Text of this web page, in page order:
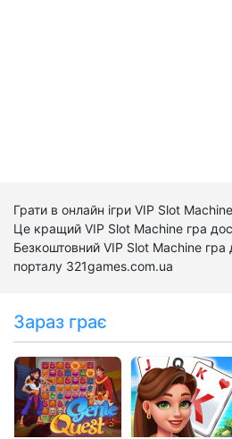
Грати в онлайн ігри VIP Slot
Це кращий VIP Slot Machine гра
Безкоштовний VIP Slot Machine гра
порталу 321games.com.ua
Зараз грає